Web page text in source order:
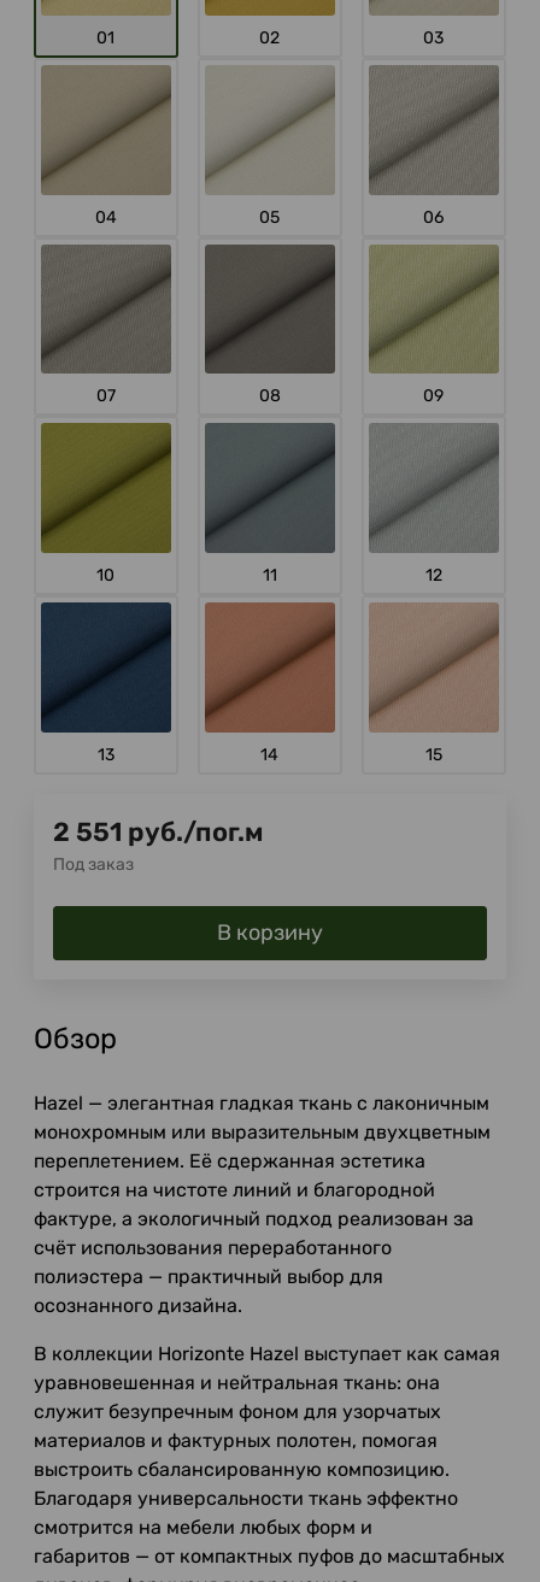
01 02 03
04 05 06
07 08 09
10 11 12
13 14 15
2 551 руб./пог.м
Под заказ
В корзину
Обзор
Hazel — элегантная гладкая ткань с лаконичным
монохромным или выразительным двухцветным
переплетением. Её сдержанная эстетика
строится на чистоте линий и благородной
фактуре, а экологичный подход реализован за
счёт использования переработанного
полиэстера — практичный выбор для
осознанного дизайна.
В коллекции Horizonte Hazel выступает как самая
уравновешенная и нейтральная ткань: она
служит безупречным фоном для узорчатых
материалов и фактурных полотен, помогая
выстроить сбалансированную композицию.
Благодаря универсальности ткань эффектно
смотрится на мебели любых форм и
габаритов — от компактных пуфов до масштабных